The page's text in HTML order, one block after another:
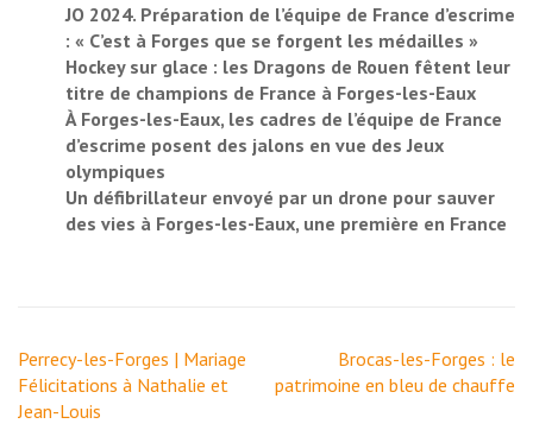
JO 2024. Préparation de l’équipe de France d’escrime
: « C’est à Forges que se forgent les médailles »
Hockey sur glace : les Dragons de Rouen fêtent leur
titre de champions de France à Forges-les-Eaux
À Forges-les-Eaux, les cadres de l’équipe de France
d’escrime posent des jalons en vue des Jeux
olympiques
Un défibrillateur envoyé par un drone pour sauver
des vies à Forges-les-Eaux, une première en France
Navigation
de
l’article
Perrecy-les-Forges | Mariage
Félicitations à Nathalie et
Jean-Louis
Brocas-les-Forges : le
patrimoine en bleu de chauffe